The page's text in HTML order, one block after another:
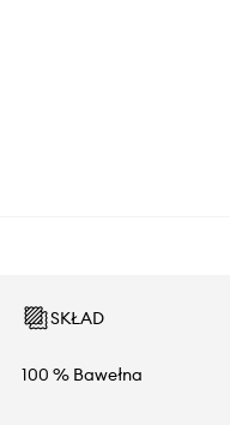
SKŁAD
100 % Bawełna